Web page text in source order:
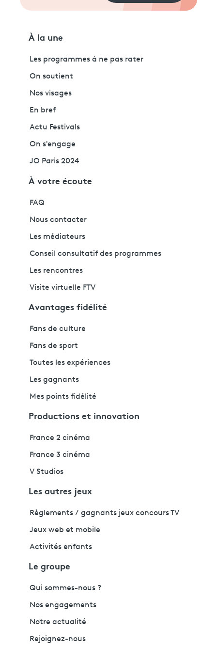
À la une
Les programmes à ne pas rater
On soutient
Nos visages
En bref
Actu Festivals
On s'engage
JO Paris 2024
À votre écoute
FAQ
Nous contacter
Les médiateurs
Conseil consultatif des programmes
Les rencontres
Visite virtuelle FTV
Avantages fidélité
Fans de culture
Fans de sport
Toutes les expériences
Les gagnants
Mes points fidélité
Productions et innovation
France 2 cinéma
France 3 cinéma
V Studios
Les autres jeux
Règlements / gagnants jeux concours TV
Jeux web et mobile
Activités enfants
Le groupe
Qui sommes-nous ?
Nos engagements
Notre actualité
Rejoignez-nous